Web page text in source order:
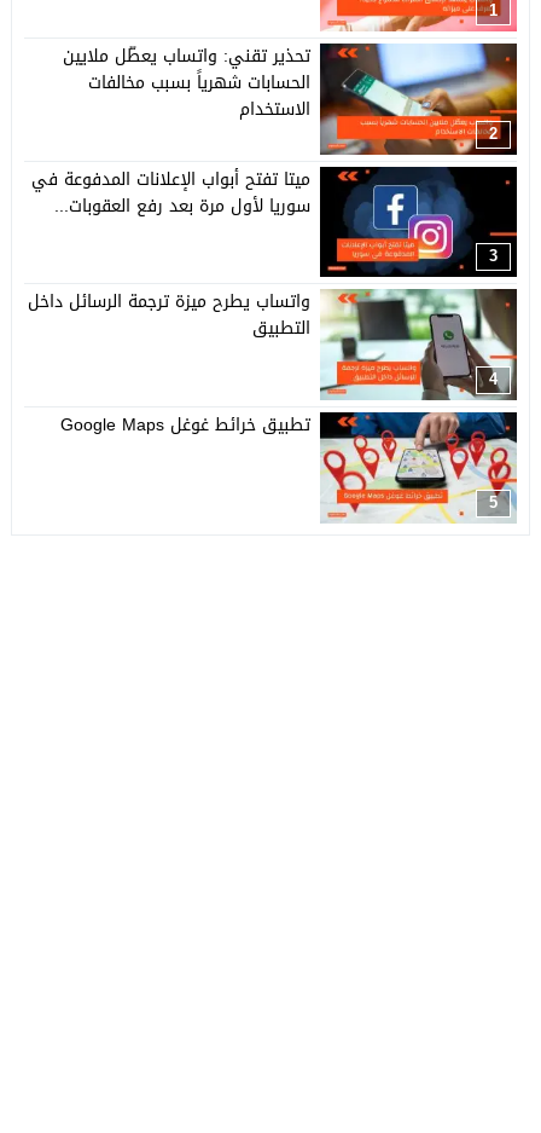
1
2
تحذير تقني: واتساب يعطّل ملايين
الحسابات شهرياً بسبب مخالفات
الاستخدام
3
ميتا تفتح أبواب الإعلانات المدفوعة في
سوريا لأول مرة بعد رفع العقوبات...
4
واتساب يطرح ميزة ترجمة الرسائل داخل
التطبيق
5
تطبيق خرائط غوغل Google Maps